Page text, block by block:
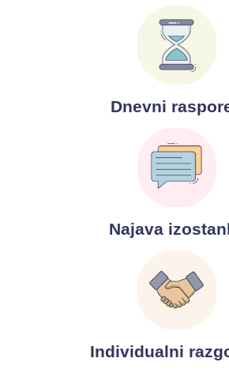
Dnevni
Najava
Individualni